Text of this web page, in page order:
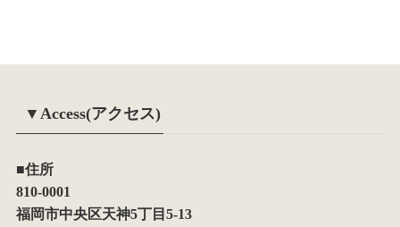
▼Access(アクセス)
■住所
810-0001
福岡市中央区天神5丁目5-13